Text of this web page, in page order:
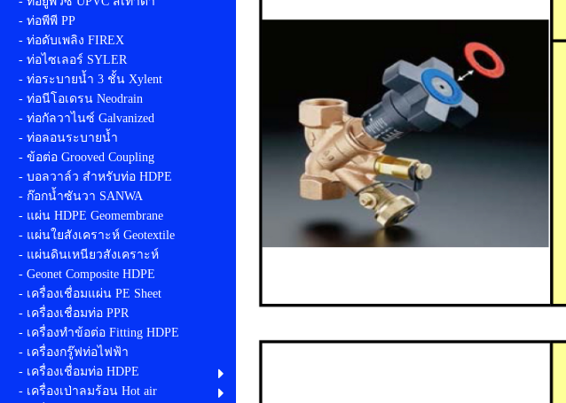
- ท่อพีพี PP
- ท่อดับเพลิง FIREX
- ท่อไซเลอร์ SYLER
- ท่อระบายน้ำ 3 ชั้น Xylent
- ท่อนีโอเดรน Neodrain
- ท่อกัลวาไนซ์ Galvanized
- ท่อลอนระบายน้ำ
- ข้อต่อ Grooved Coupling
- บอลวาล์ว สำหรับท่อ HDPE
- ก๊อกน้ำซันวา SANWA
- แผ่น HDPE Geomembrane
- แผ่นใยสังเคราะห์ Geotextile
- แผ่นดินเหนียวสังเคราะห์
- Geonet Composite HDPE
- เครื่องเชื่อมแผ่น PE Sheet
- เครื่องเชื่อมท่อ PPR
- เครื่องทำข้อต่อ Fitting HDPE
- เครื่องกรู๊ฟท่อไฟฟ้า
- เครื่องเชื่อมท่อ HDPE
- เครื่องเป่าลมร้อน Hot air